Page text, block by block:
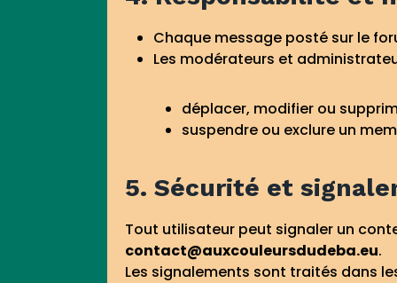
Chaque message posté sur le
Les modérateurs et
déplacer, modifier ou
suspendre ou exclure un
5. Sécurité et
Tout utilisateur peut signaler un
contact@auxcouleursdudeba.eu.
Les signalements sont traités dans